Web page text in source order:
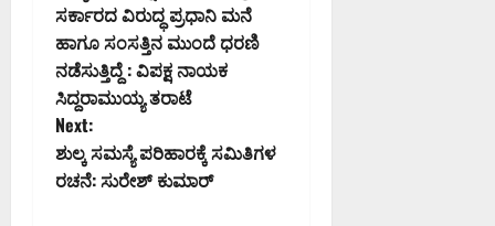
o
s
t
n
a
ಸರ್ಕಾರದ ವಿರುದ್ಧ ಪ್ರಧಾನಿ ಮನೆ
ಹಾಗೂ ಸಂಸತ್ತಿನ ಮುಂದೆ ಧರಣಿ
ನಡೆಸುತ್ತಿದ್ದೆ : ವಿಪಕ್ಷ ನಾಯಕ
ಸಿದ್ದರಾಮುಯ್ಯ ತರಾಟೆ
Next:
ಶುಲ್ಕ ಸಮಸ್ಯೆ ಪರಿಹಾರಕ್ಕೆ ಸಮಿತಿಗಳ
ರಚನೆ: ಸುರೇಶ್ ಕುಮಾರ್